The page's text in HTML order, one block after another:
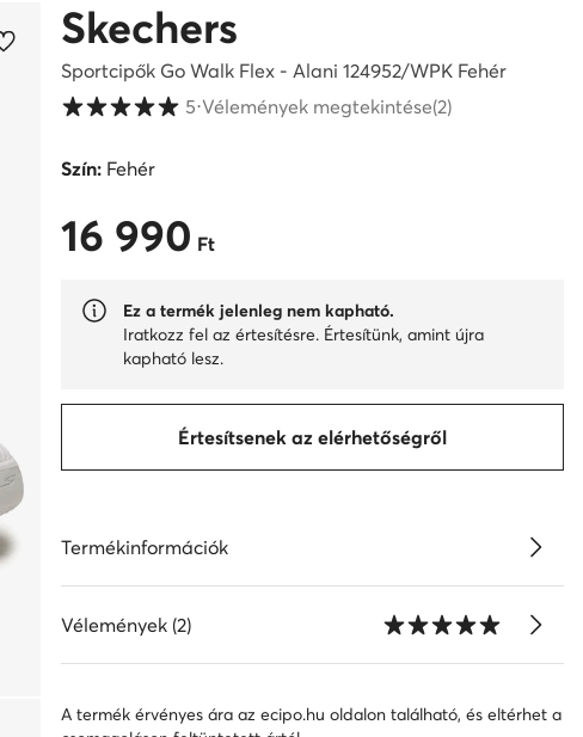
Skechers
Sportcipők Go Walk Flex - Alani 124952/WPK Fehér
Vásárlói értékelések 1-5 skálán
5⋅Vélemények megtekintése(2)
Szín:Fehér
16 990 Ft
16 990 Ft
Ez a termék jelenleg nem kapható.
Iratkozz fel az értesítésre. Értesítünk, amint újra
kapható lesz.
Értesítsenek az elérhetőségről
Termékinformációk
Vélemények (2)
A termék érvényes ára az ecipo.hu oldalon található, és eltérhet a